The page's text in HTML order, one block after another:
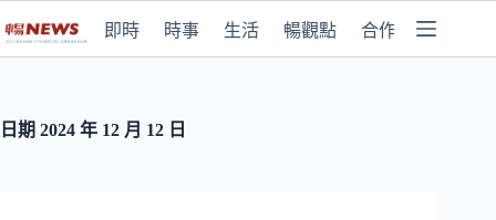
即時 時事 生活 暢觀點 合作媒體
日期 2024 年 12 月 12 日